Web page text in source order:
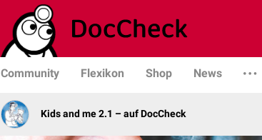
Community Flexikon Shop News
Kids and me 2.1 – auf DocCheck